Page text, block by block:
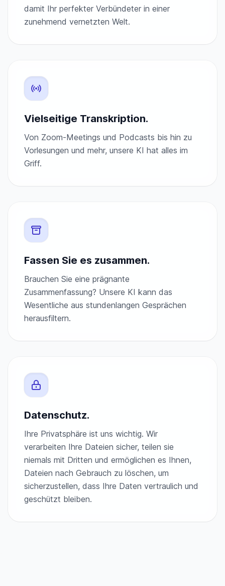
damit Ihr perfekter Verbündeter in einer
zunehmend vernetzten Welt.
Vielseitige Transkription.
Von Zoom-Meetings und Podcasts bis hin zu
Vorlesungen und mehr, unsere KI hat alles im
Griff.
Fassen Sie es zusammen.
Brauchen Sie eine prägnante
Zusammenfassung? Unsere KI kann das
Wesentliche aus stundenlangen Gesprächen
herausfiltern.
Datenschutz.
Ihre Privatsphäre ist uns wichtig. Wir
verarbeiten Ihre Dateien sicher, teilen sie
niemals mit Dritten und ermöglichen es Ihnen,
Dateien nach Gebrauch zu löschen, um
sicherzustellen, dass Ihre Daten vertraulich und
geschützt bleiben.